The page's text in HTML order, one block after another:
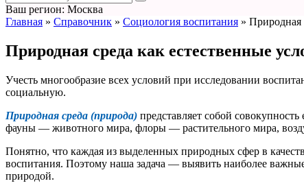
Ваш регион: Москва
Главная » Справочник » Социология воспитания » Природная
Природная среда как естественные
Учесть многообразие всех условий при исследовании
социальную.
Природная среда (природа) представляет собой
фауны — животного мира, флоры — растительного мира,
Понятно, что каждая из выделенных природных сфер в
воспитания. Поэтому наша задача — выявить наиболее
природой.